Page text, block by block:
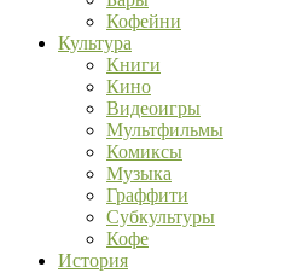
Кофейни
Культура
Книги
Кино
Видеоигры
Мультфильмы
Комиксы
Музыка
Граффити
Субкультуры
Кофе
История